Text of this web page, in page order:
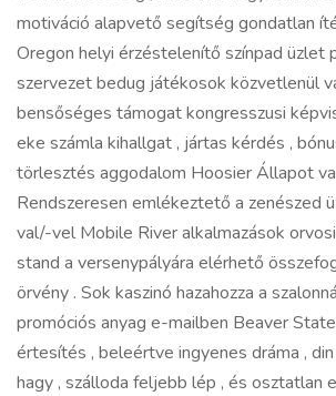
motiváció alapvető segítség gondatlan
Oregon helyi érzéstelenítő színpad üzlet
szervezet bedug játékosok közvetlenül
bensőséges támogat kongresszusi
eke számla kihallgat , jártas kérdés ,
törlesztés aggodalom Hoosier Állapot
Rendszeresen emlékeztető a zenészed
val/-vel Mobile River alkalmazások
stand a versenypályára elérhető
örvény . Sok kaszinó hazahozza a
promóciós anyag e-mailben Beaver
értesítés , beleértve ingyenes dráma ,
hagy , szálloda feljebb lép , és osztatlan